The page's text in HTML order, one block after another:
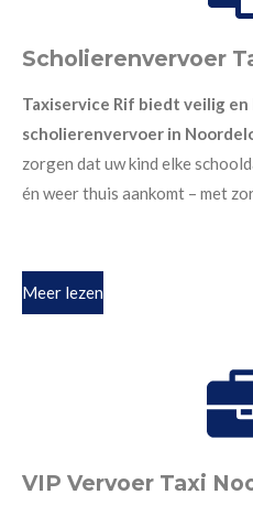
Scholierenvervoer
Taxiservice Rif biedt veilig
scholierenvervoer in
zorgen dat uw kind elke
én weer thuis aankomt – met
Meer lezen
VIP Vervoer Taxi